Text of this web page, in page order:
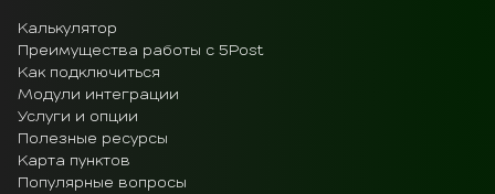
Калькулятор
Преимущества работы с 5Post
Как подключиться
Модули интеграции
Услуги и опции
Полезные ресурсы
Карта пунктов
Популярные вопросы